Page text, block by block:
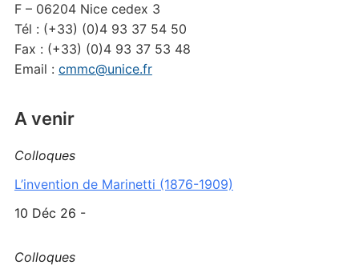
F – 06204 Nice cedex 3
Tél : (+33) (0)4 93 37 54 50
Fax : (+33) (0)4 93 37 53 48
Email : cmmc@unice.fr
A venir
Colloques
L’invention de Marinetti (1876-1909)
10 Déc 26 -
Colloques